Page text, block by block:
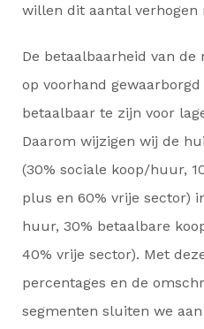
willen dit aantal verhogen
De betaalbaarheid van
op voorhand
betaalbaar te zijn voor
Daarom wijzigen wij de
(30% sociale koop/huur,
plus en 60% vrije sector)
huur, 30% betaalbare
40% vrije sector). Met
percentages en de
segmenten sluiten we